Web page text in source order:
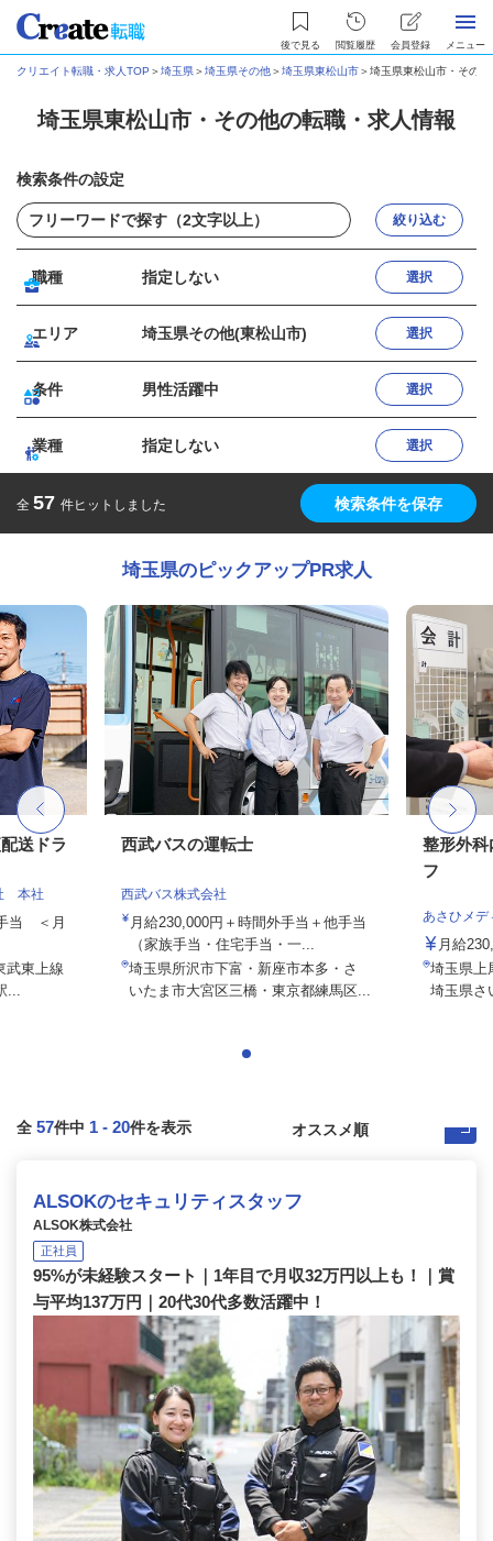
後で見る 閲覧履歴 会員登録 メニュー
クリエイト転職・求人TOP ＞埼玉県＞埼玉県その他＞埼玉県東松山市＞埼玉県東松山市・その
埼玉県東松山市・その他の転職・求人情報
検索条件の設定
絞り込む
職種 指定しない 選択
エリア 埼玉県その他(東松山市) 選択
条件 男性活躍中 選択
業種 指定しない 選択
全 57 件ヒットしました 検索条件を保存
埼玉県のピックアップPR求人
送ドラ
本社
当 ＜月
武東上線
西武バスの運転士
西武バス株式会社
月給230,000円＋時間外手当＋他手当
（家族手当・住宅手当・一...
埼玉県所沢市下富・新座市本多・さ
いたま市大宮区三橋・東京都練馬区...
整形外科
フ
あさひメデ
月給
埼玉県上
埼玉県さ
全 57件中 1 - 20件を表示
ALSOKのセキュリティスタッフ
ALSOK株式会社
正社員
95%が未経験スタート｜1年目で月収32万円以上も！｜賞
与平均137万円｜20代30代多数活躍中！